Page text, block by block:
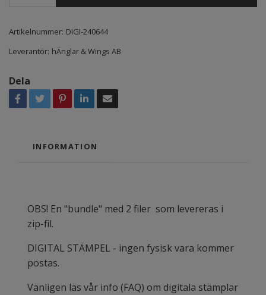
Artikelnummer: DIGI-240644
Leverantör: hÄnglar & Wings AB
Dela
INFORMATION
OBS! En "bundle" med 2 filer som levereras i
zip-fil.
DIGITAL STÄMPEL - ingen fysisk vara kommer
postas.
Vänligen läs vår info (FAQ) om digitala stämplar